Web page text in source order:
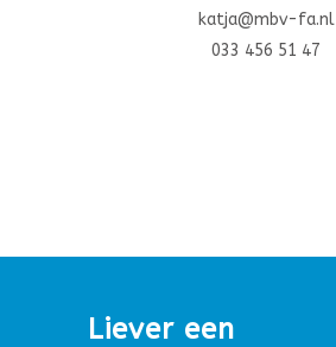
katja@mbv-fa.nl
033 456 51 47
Liever een